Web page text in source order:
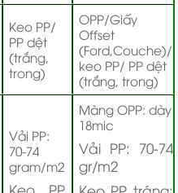
Keo PP/
PP dệt
(trắng,
trong)
OPP/Giấy
Offset
(Ford,Couche)/
keo PP/ PP dệt
(trắng, trong)
Vải PP:
70-74
gram/m2
Keo PP
Màng OPP: dày
18mic
Vải PP: 70-74
gr/m2